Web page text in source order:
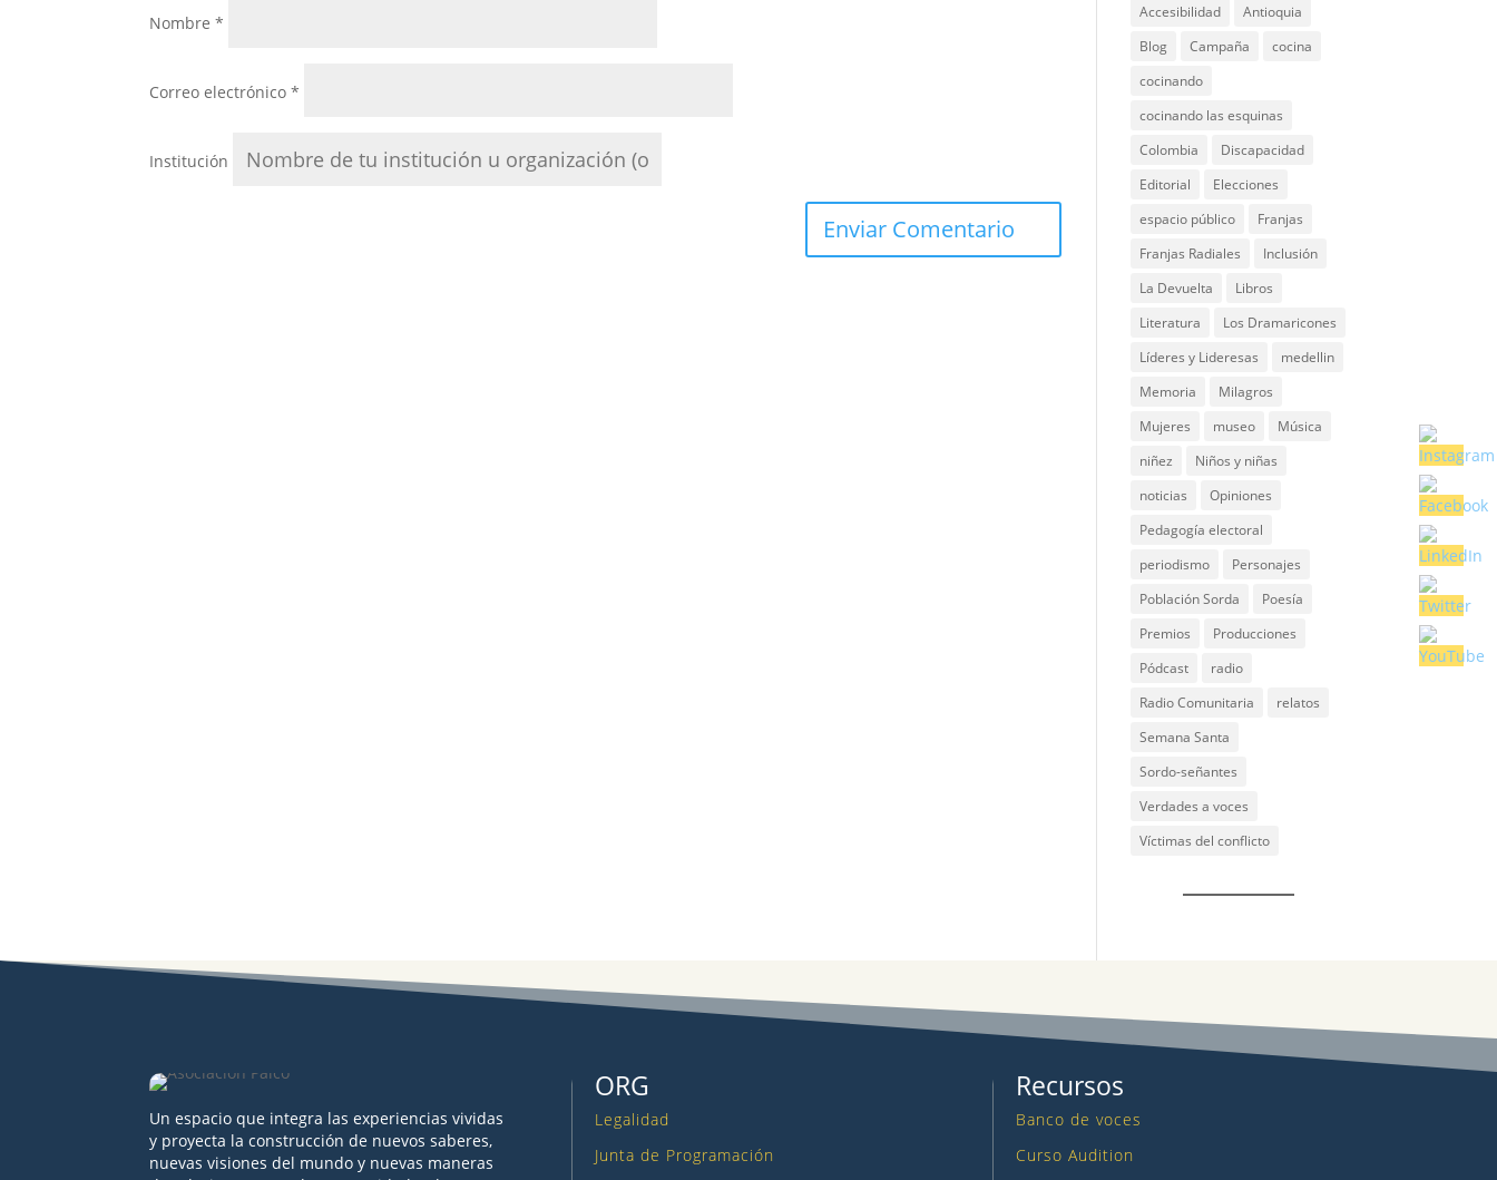
Nombre*
Correo electrónico*
Institución
Accesibilidad
Antioquia
Blog
Campaña
cocina
cocinando
cocinando las esquinas
Colombia
Discapacidad
Editorial
Elecciones
espacio público
Franjas
Franjas Radiales
Inclusión
La Devuelta
Libros
Literatura
Los Dramaricones
Líderes y Lideresas
medellin
Memoria
Milagros
Mujeres
museo
Música
niñez
Niños y niñas
noticias
Opiniones
Pedagogía electoral
periodismo
Personajes
Población Sorda
Poesía
Premios
Producciones
Pódcast
radio
Radio Comunitaria
relatos
Semana Santa
Sordo-señantes
Verdades a voces
Víctimas del conflicto
Un espacio que integra las experiencias vividas
y proyecta la construcción de nuevos saberes,
nuevas visiones del mundo y nuevas maneras
ORG
Legalidad
Junta de Programación
Recursos
Banco de voces
Curso Audition